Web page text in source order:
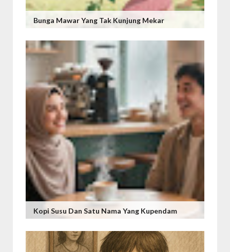
Bunga Mawar Yang Tak Kunjung Mekar
Kopi Susu Dan Satu Nama Yang Kupendam